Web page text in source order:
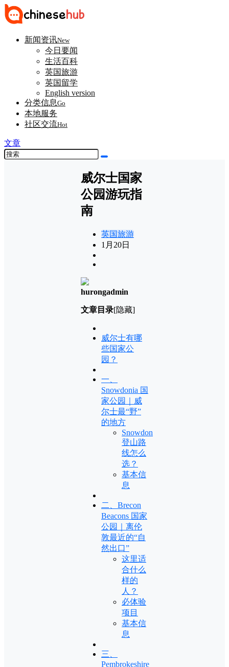
新闻资讯New
今日要闻
生活百科
英国旅游
英国留学
English version
分类信息Go
本地服务
社区交流Hot
文章
威尔士国家
公园游玩指
南
英国旅游
1月20日
hurongadmin
文章目录[隐藏]
威尔士有哪
些国家公
园？
一、
Snowdonia 国
家公园｜威
尔士最“野”
的地方
Snowdon
登山路
线怎么
选？
基本信
息
二、Brecon
Beacons 国家
公园｜离伦
敦最近的“自
然出口”
这里适
合什么
样的
人？
必体验
项目
基本信
息
三、
Pembrokeshire